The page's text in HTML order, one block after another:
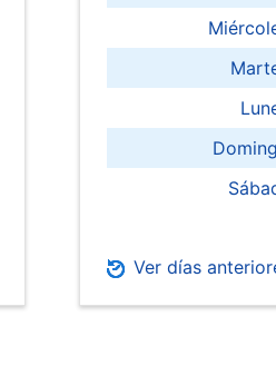
Ver días